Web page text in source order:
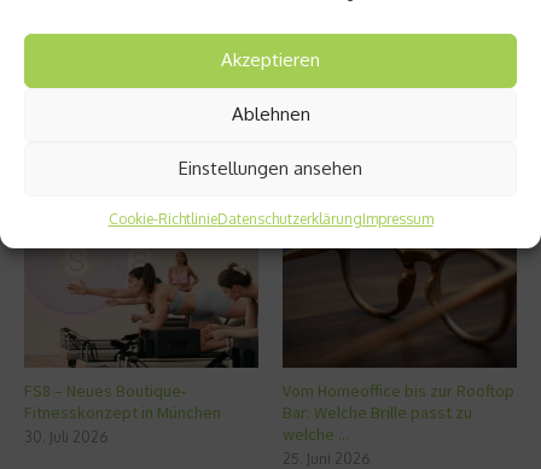
Akzeptieren
Ablehnen
Einstellungen ansehen
Cookie-RichtlinieDatenschutzerklärungImpressum
Ähnliche Beiträge
FS8 – Neues Boutique-
Fitnesskonzept in München
30. Juli 2026
Vom Homeoffice bis zur Rooftop
Bar: Welche Brille passt zu
welche ...
25. Juni 2026